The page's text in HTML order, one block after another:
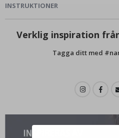
INSTRUKTIONER
Verklig inspiration
Tagga ditt med